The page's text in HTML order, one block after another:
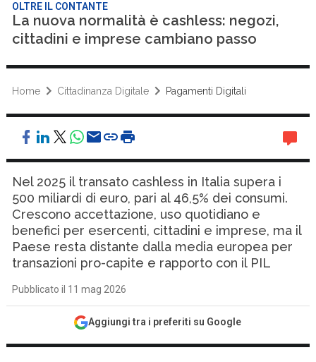
OLTRE IL CONTANTE
La nuova normalità è cashless: negozi,
cittadini e imprese cambiano passo
Home Cittadinanza Digitale Pagamenti Digitali
Nel 2025 il transato cashless in Italia supera i
500 miliardi di euro, pari al 46,5% dei consumi.
Crescono accettazione, uso quotidiano e
benefici per esercenti, cittadini e imprese, ma il
Paese resta distante dalla media europea per
transazioni pro-capite e rapporto con il PIL
Pubblicato il 11 mag 2026
Aggiungi tra i preferiti su Google